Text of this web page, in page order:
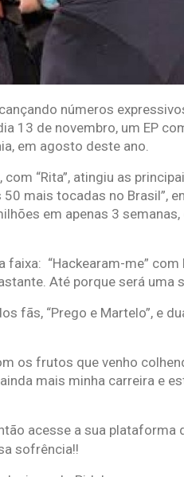
números
13 de novembro, um EP
em agosto deste ano.
“Rita”, atingiu as
mais tocadas no Brasil”,
em apenas 3
“Hackearam-me” com
Até porque será uma
fãs, “Prego e Martelo”, e
os frutos que venho
mais minha carreira e
acesse a sua
sofrência!!